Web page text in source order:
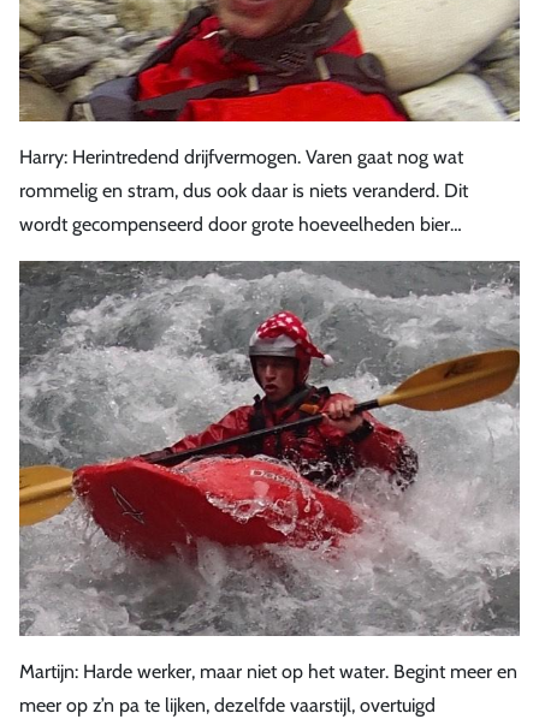
Harry: Herintredend drijfvermogen. Varen gaat nog wat
rommelig en stram, dus ook daar is niets veranderd. Dit
wordt gecompenseerd door grote hoeveelheden bier…
Martijn: Harde werker, maar niet op het water. Begint meer en
meer op z’n pa te lijken, dezelfde vaarstijl, overtuigd